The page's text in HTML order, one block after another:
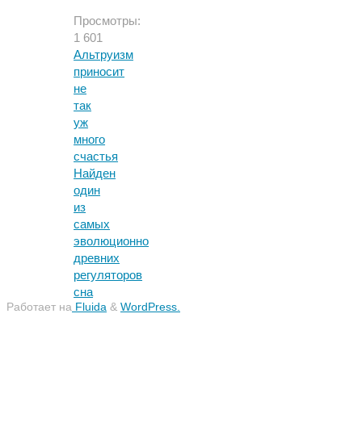
Просмотры:
1 601
Альтруизм
приносит
не
так
уж
много
счастья
Найден
один
из
самых
эволюционно
древних
регуляторов
сна
Работает на Fluida & WordPress.